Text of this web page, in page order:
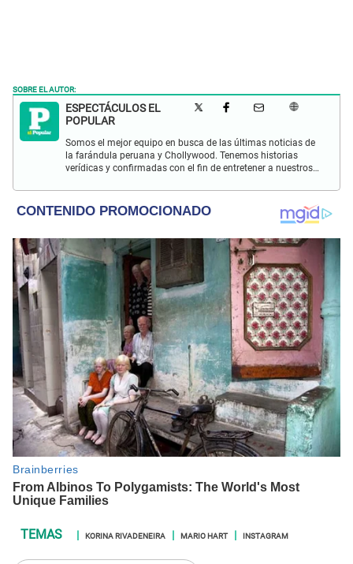
SOBRE EL AUTOR:
ESPECTÁCULOS EL
POPULAR
Somos el mejor equipo en busca de las últimas noticias de
la farándula peruana y Chollywood. Tenemos historias
verídicas y confirmadas con el fin de entretener a nuestros
KORINA RIVADENEIRA MARIO HART INSTAGRAM